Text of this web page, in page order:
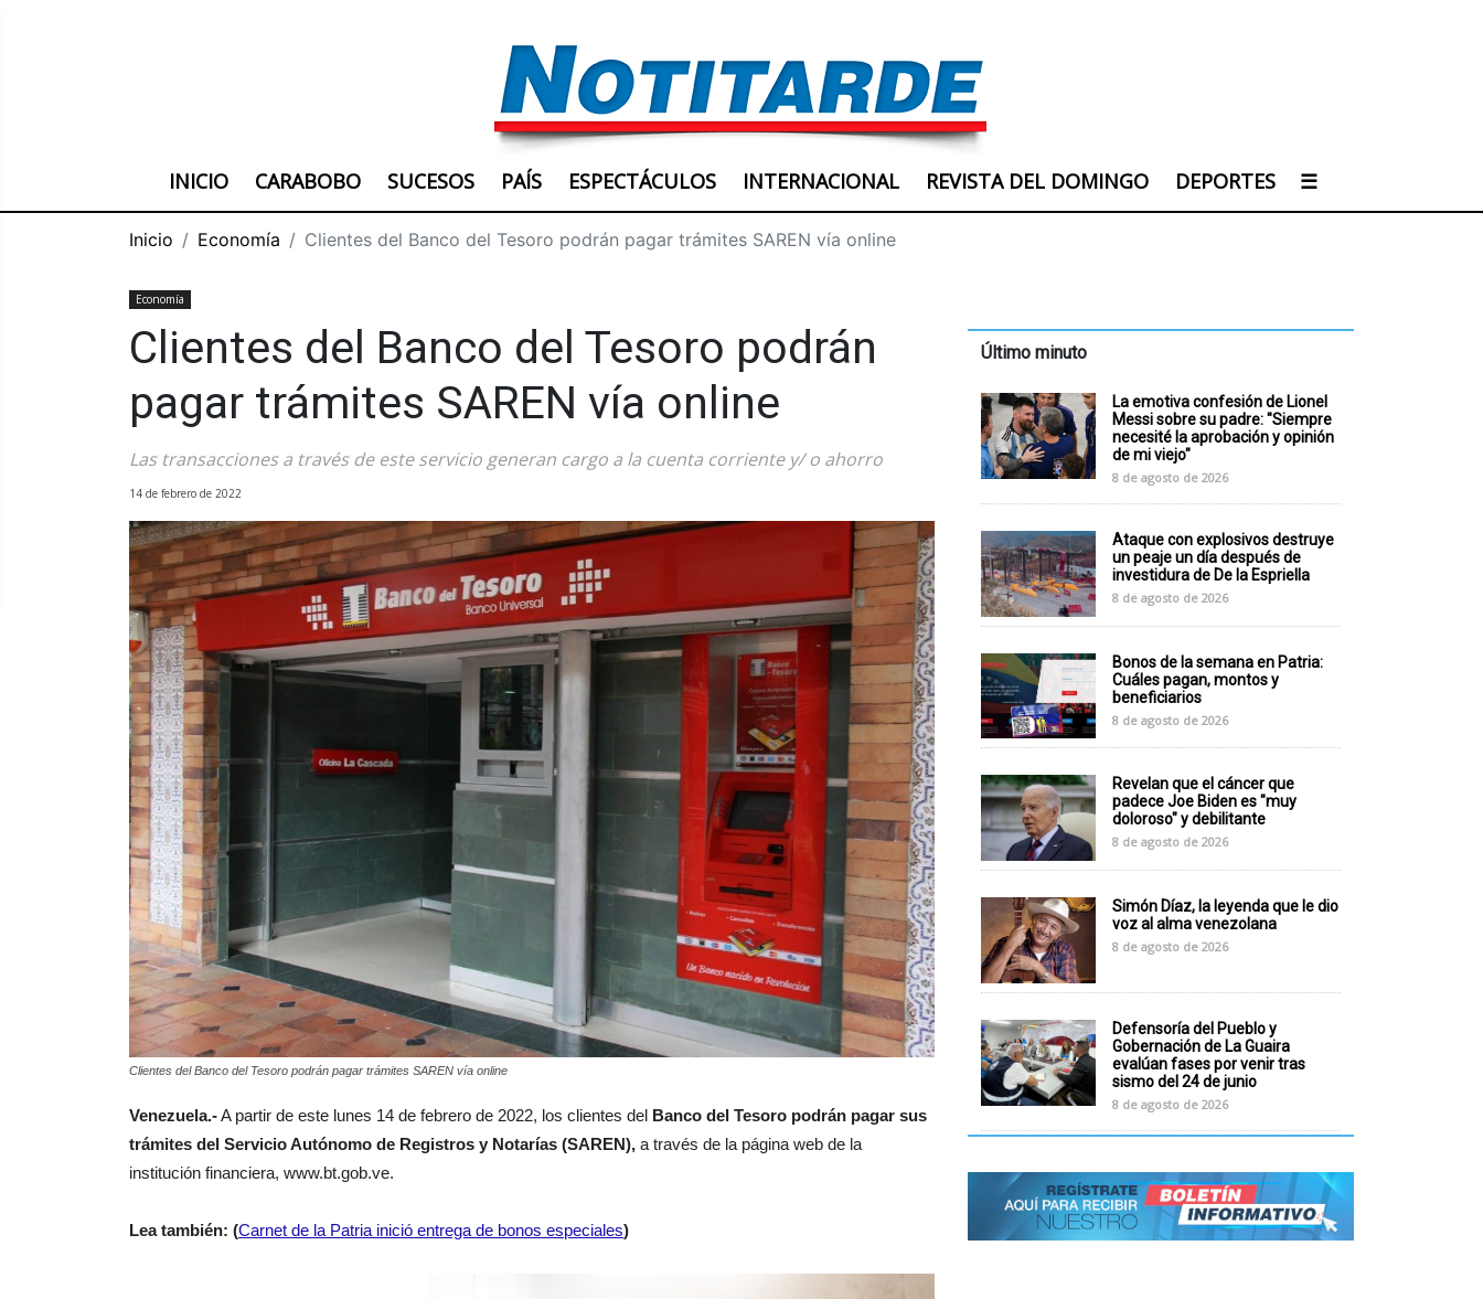
INICIO CARABOBO SUCESOS PAÍS ESPECTÁCULOS INTERNACIONAL REVISTA DEL DOMINGO DEPORTES ☰
Inicio Economía Clientes del Banco del Tesoro podrán pagar trámites SAREN vía online
Economía
Clientes del Banco del Tesoro podrán
pagar trámites SAREN vía online
Las transacciones a través de este servicio generan cargo a la cuenta corriente y/ o ahorro
14 de febrero de 2022
Clientes del Banco del Tesoro podrán pagar trámites SAREN vía online
Venezuela.-A partir de este lunes 14 de febrero de 2022, los clientes del Banco del Tesoro podrán pagar sus
trámites del Servicio Autónomo de Registros y Notarías (SAREN), a través de la página web de la
institución financiera, www.bt.gob.ve.
Lea también: (Carnet de la Patria inició entrega de bonos especiales)
Último minuto
La emotiva confesión de Lionel
Messi sobre su padre: "Siempre
necesité la aprobación y opinión
de mi viejo"
8 de agosto de 2026
Ataque con explosivos destruye
un peaje un día después de
investidura de De la Espriella
8 de agosto de 2026
Bonos de la semana en Patria:
Cuáles pagan, montos y
beneficiarios
8 de agosto de 2026
Revelan que el cáncer que
padece Joe Biden es "muy
doloroso" y debilitante
8 de agosto de 2026
Simón Díaz, la leyenda que le dio
voz al alma venezolana
8 de agosto de 2026
Defensoría del Pueblo y
Gobernación de La Guaira
evalúan fases por venir tras
sismo del 24 de junio
8 de agosto de 2026